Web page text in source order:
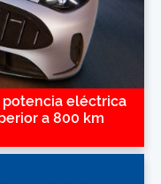
potencia eléctrica
a 800 km